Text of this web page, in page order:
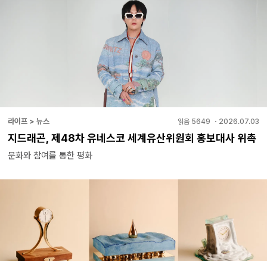
라이프 > 뉴스 읽음 5649 ・ 2026.07.03
지드래곤, 제48차 유네스코 세계유산위원회 홍보대사 위촉
문화와 참여를 통한 평화